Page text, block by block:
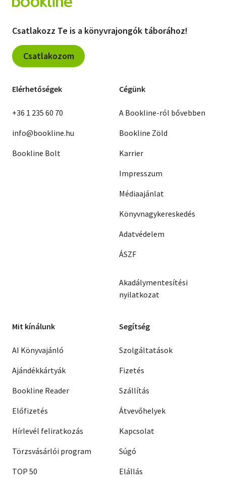
Csatlakozz Te is a könyvrajongók táborához!
Csatlakozom
Elérhetőségek
+36 1 235 60 70
info@bookline.hu
Bookline Bolt
Cégünk
A Bookline-ról bővebben
Bookline Zöld
Karrier
Impresszum
Médiaajánlat
Könyvnagykereskedés
Adatvédelem
ÁSZF
Akadálymentesítési
nyilatkozat
Mit kínálunk
AI Könyvajánló
Ajándékkártyák
Bookline Reader
Előfizetés
Hírlevél feliratkozás
Törzsvásárlói program
TOP 50
Segítség
Szolgáltatások
Fizetés
Szállítás
Átvevőhelyek
Kapcsolat
Súgó
Elállás